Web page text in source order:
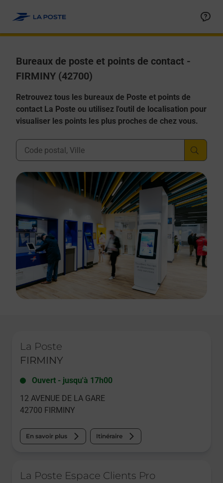
Bureaux de poste et points de contact -
FIRMINY (42700)
Retrouvez tous les bureaux de Poste et points de
contact La Poste ou utilisez l'outil de localisation pour
visualiser les points les plus proches de chez vous.
Ville, Département, Code Postal
La Poste
FIRMINY
Ouvert - jusqu'à 17h00
12 AVENUE DE LA GARE
42700 FIRMINY
En savoir plus Itinéraire
La Poste Espace Clients Pro